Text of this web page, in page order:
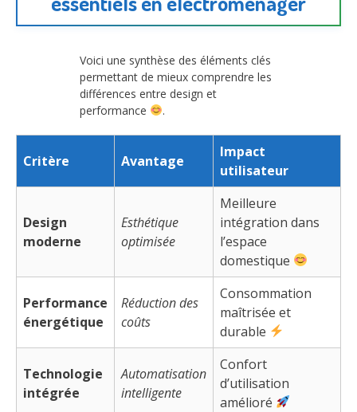
Voici une synthèse des éléments clés
permettant de mieux comprendre les
différences entre design et
performance
.
Critère Avantage
Impact
utilisateur
Design
moderne
Esthétique
optimisée
Meilleure
intégration dans
l’espace
domestique
Performance
énergétique
Réduction des
coûts
Consommation
maîtrisée et
durable
Technologie
intégrée
Automatisation
intelligente
Confort
d’utilisation
amélioré